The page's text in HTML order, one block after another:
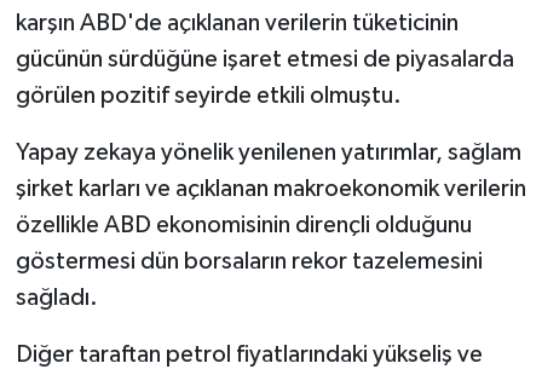
karşın ABD'de açıklanan verilerin tüketicinin
gücünün sürdüğüne işaret etmesi de piyasalarda
görülen pozitif seyirde etkili olmuştu.
Yapay zekaya yönelik yenilenen yatırımlar, sağlam
şirket karları ve açıklanan makroekonomik verilerin
özellikle ABD ekonomisinin dirençli olduğunu
göstermesi dün borsaların rekor tazelemesini
sağladı.
Diğer taraftan petrol fiyatlarındaki yükseliş ve